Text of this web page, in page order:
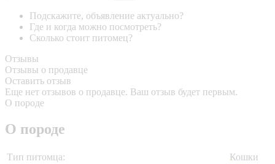
Подскажите, объявление актуально?
Где и когда можно посмотреть?
Сколько стоит питомец?
Отзывы
Отзывы о продавце
Оставить отзыв
Еще нет отзывов о продавце. Ваш отзыв будет первым.
О породе
О породе
Тип питомца:
Кошки